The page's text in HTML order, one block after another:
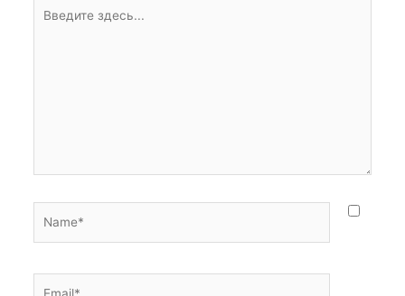
здесь...